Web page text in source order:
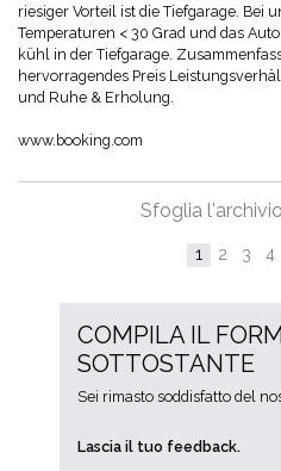
riesiger Vorteil ist die Tiefgarage. Bei
Temperaturen < 30 Grad und das
kühl in der Tiefgarage.
hervorragendes Preis
und Ruhe & Erholung.
www.booking.com
Sfoglia
1 2 3 4
COMPILA IL FORM
SOTTOSTANTE
Sei rimasto soddisfatto del
Lascia il tuo feedback.